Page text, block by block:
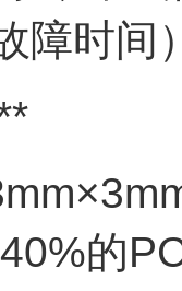
障时间
的